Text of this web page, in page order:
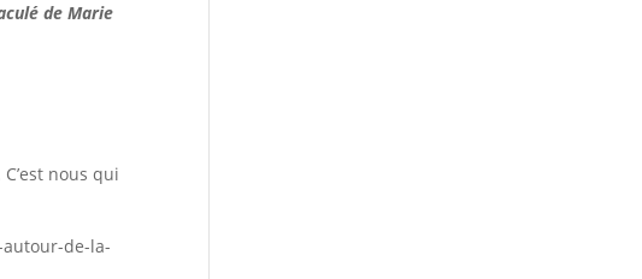
de Marie
nous qui
de-la-